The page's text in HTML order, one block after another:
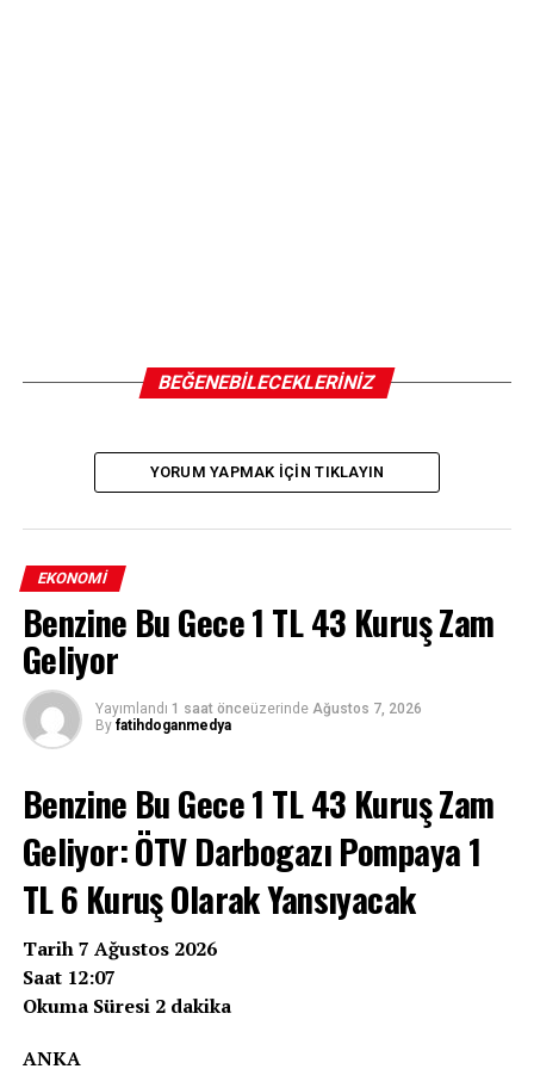
BEĞENEBILECEKLERINIZ
YORUM YAPMAK IÇIN TIKLAYIN
EKONOMI
Benzine Bu Gece 1 TL 43 Kuruş Zam
Geliyor
Yayımlandı 1 saat önceüzerinde Ağustos 7, 2026
By fatihdoganmedya
Benzine Bu Gece 1 TL 43 Kuruş Zam
Geliyor: ÖTV Darbogazı Pompaya 1
TL 6 Kuruş Olarak Yansıyacak
Tarih 7 Ağustos 2026
Saat 12:07
Okuma Süresi 2 dakika
ANKA